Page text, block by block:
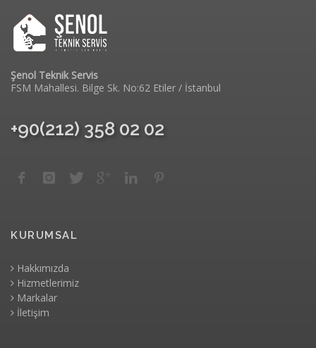
Şenol Teknik Servis
FSM Mahallesi. Bilge Sk. No:62 Etiler / İstanbul
+90(212) 358 02 02
KURUMSAL
Hakkımızda
Hizmetlerimiz
Markalar
İletişim